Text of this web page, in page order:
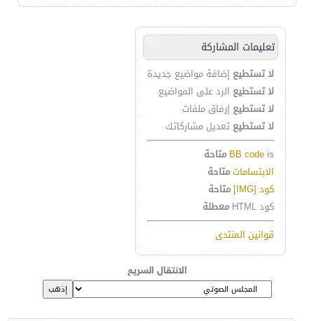
تعليمات المشاركة
لا تستطيع إضافة مواضيع جديدة
لا تستطيع الرد على المواضيع
لا تستطيع إرفاق ملفات
لا تستطيع تعديل مشاركاتك
BB code is
متاحة
الابتساماتمتاحة
كود [IMG]
متاحة
كود HTML
معطلة
قوانين المنتدى
الانتقال السريع